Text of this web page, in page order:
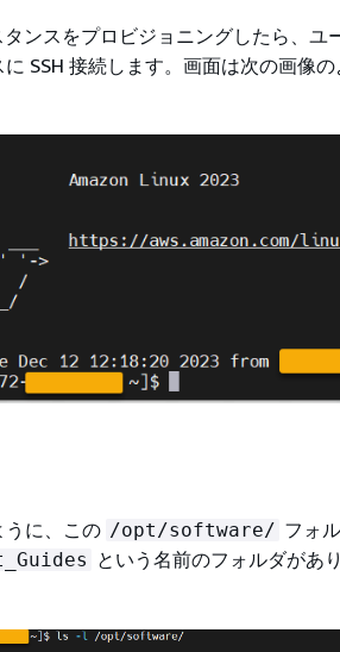
ンスをプロビジョニングしたら、ユ
SSH 接続します。画面は次の画像の
うに、この /opt/software/ フォ
という名前のフォルダがあり